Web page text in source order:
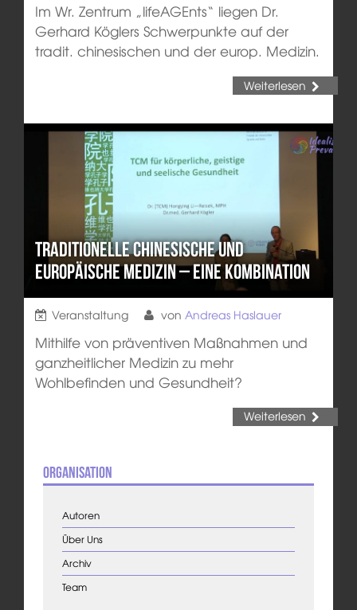
Im Wr. Zentrum „lifeAGEnts“ liegen Dr.
Gerhard Köglers Schwerpunkte auf der
tradit. chinesischen und der europ. Medizin.
Weiterlesen
Traditionelle chinesische und
europäische Medizin – eine Kombination
Veranstaltung von Andreas Haslauer
Mithilfe von präventiven Maßnahmen und
ganzheitlicher Medizin zu mehr
Wohlbefinden und Gesundheit?
Weiterlesen
Organisation
Autoren
Über Uns
Archiv
Team